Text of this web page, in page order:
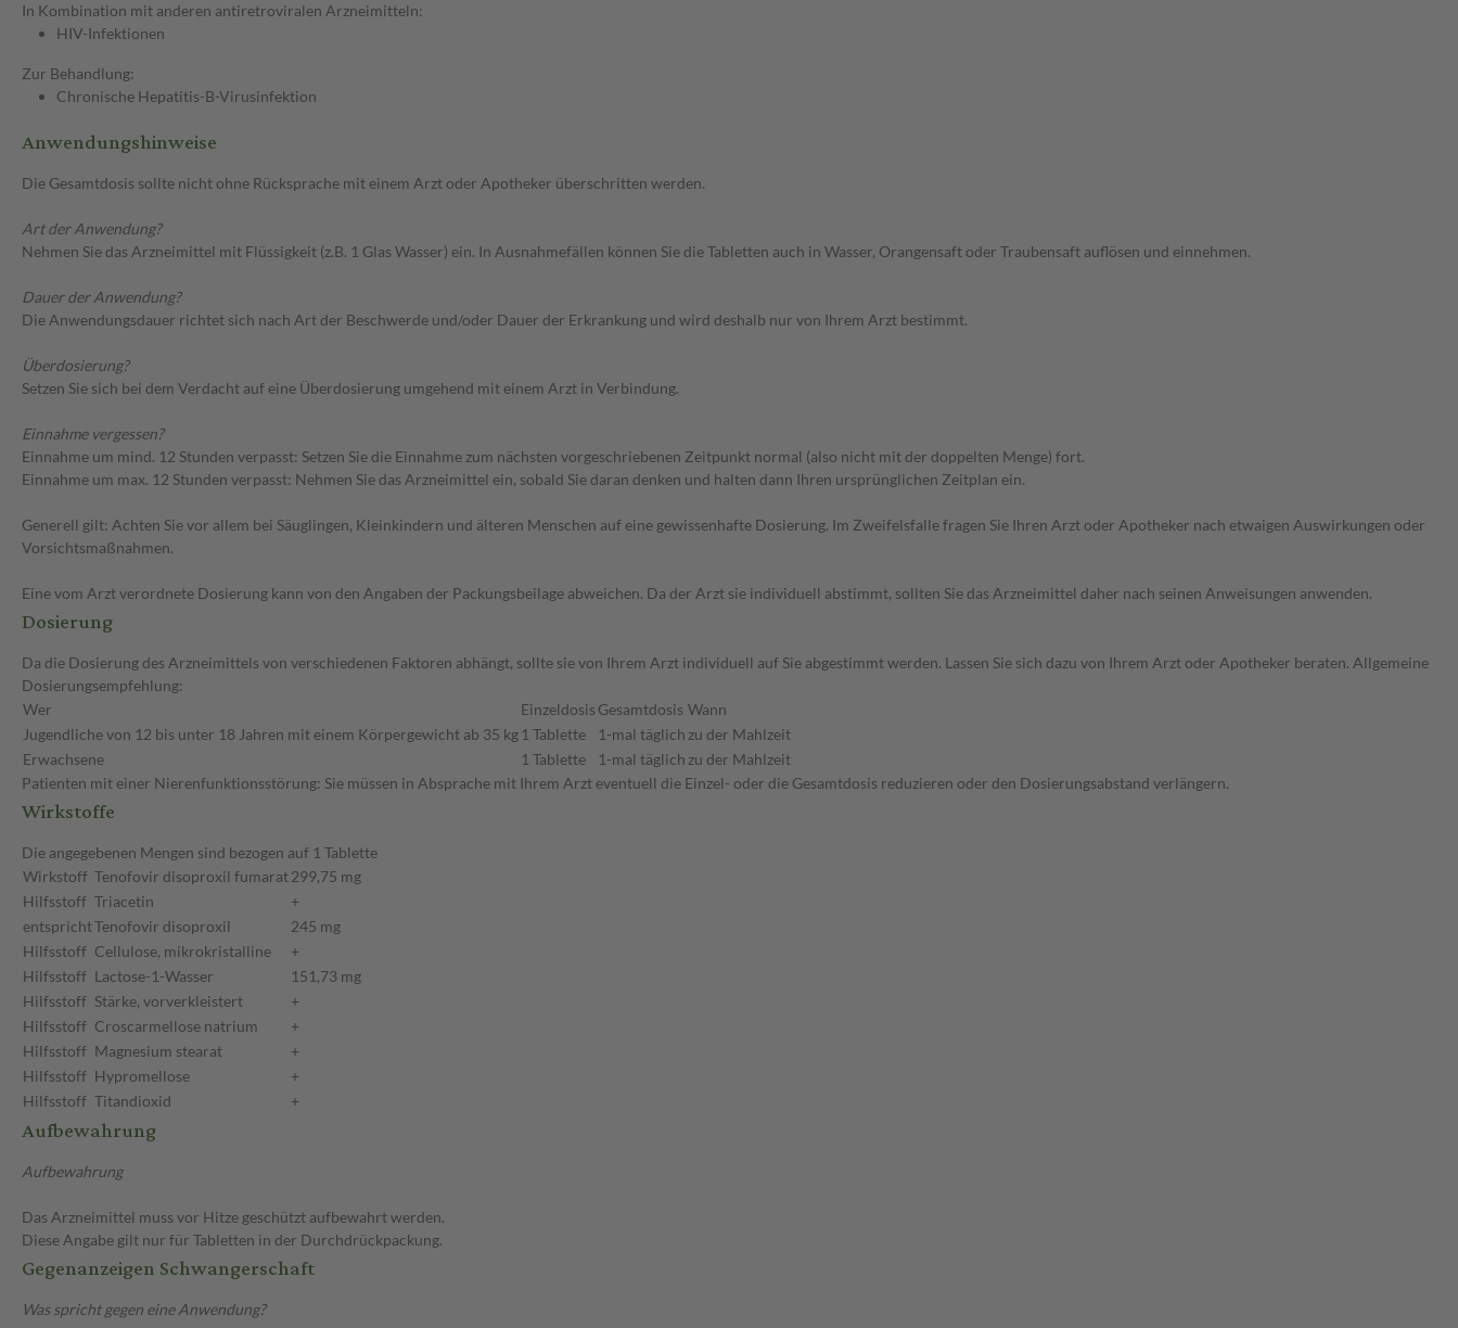
In Kombination mit anderen antiretroviralen Arzneimitteln:
HIV-Infektionen
Zur Behandlung:
Chronische Hepatitis-B-Virusinfektion
Anwendungshinweise
Die Gesamtdosis sollte nicht ohne Rücksprache mit einem Arzt oder Apotheker überschritten werden.
Art der Anwendung?
Nehmen Sie das Arzneimittel mit Flüssigkeit (z.B. 1 Glas Wasser) ein. In Ausnahmefällen können Sie die Tabletten auch in Wasser, Orangensaft oder Traubensaft auflösen und einnehmen.
Dauer der Anwendung?
Die Anwendungsdauer richtet sich nach Art der Beschwerde und/oder Dauer der Erkrankung und wird deshalb nur von Ihrem Arzt bestimmt.
Überdosierung?
Setzen Sie sich bei dem Verdacht auf eine Überdosierung umgehend mit einem Arzt in Verbindung.
Einnahme vergessen?
Einnahme um mind. 12 Stunden verpasst: Setzen Sie die Einnahme zum nächsten vorgeschriebenen Zeitpunkt normal (also nicht mit der doppelten Menge) fort.
Einnahme um max. 12 Stunden verpasst: Nehmen Sie das Arzneimittel ein, sobald Sie daran denken und halten dann Ihren ursprünglichen Zeitplan ein.
Generell gilt: Achten Sie vor allem bei Säuglingen, Kleinkindern und älteren Menschen auf eine gewissenhafte Dosierung. Im Zweifelsfalle fragen Sie Ihren Arzt oder Apotheker nach etwaigen Auswirkungen oder
Vorsichtsmaßnahmen.
Eine vom Arzt verordnete Dosierung kann von den Angaben der Packungsbeilage abweichen. Da der Arzt sie individuell abstimmt, sollten Sie das Arzneimittel daher nach seinen Anweisungen anwenden.
Dosierung
Da die Dosierung des Arzneimittels von verschiedenen Faktoren abhängt, sollte sie von Ihrem Arzt individuell auf Sie abgestimmt werden. Lassen Sie sich dazu von Ihrem Arzt oder Apotheker beraten. Allgemeine
Dosierungsempfehlung:
Wer
Einzeldosis Gesamtdosis Wann
Jugendliche von 12 bis unter 18 Jahren mit einem Körpergewicht ab 35 kg 1 Tablette 1-mal täglich zu der Mahlzeit
Erwachsene
1 Tablette 1-mal täglich zu der Mahlzeit
Patienten mit einer Nierenfunktionsstörung: Sie müssen in Absprache mit Ihrem Arzt eventuell die Einzel- oder die Gesamtdosis reduzieren oder den Dosierungsabstand verlängern.
Wirkstoffe
Die angegebenen Mengen sind bezogen auf 1 Tablette
Wirkstoff Tenofovir disoproxil fumarat299,75 mg
Hilfsstoff Triacetin
+
entsprichtTenofovir disoproxil
245 mg
Hilfsstoff Cellulose, mikrokristalline
+
Hilfsstoff Lactose-1-Wasser
151,73 mg
Hilfsstoff Stärke, vorverkleistert
+
Hilfsstoff Croscarmellose natrium
+
Hilfsstoff Magnesium stearat
+
Hilfsstoff Hypromellose
+
Hilfsstoff Titandioxid +
Aufbewahrung
Aufbewahrung
Das Arzneimittel muss vor Hitze geschützt aufbewahrt werden.
Diese Angabe gilt nur für Tabletten in der Durchdrückpackung.
Gegenanzeigen Schwangerschaft
Was spricht gegen eine Anwendung?